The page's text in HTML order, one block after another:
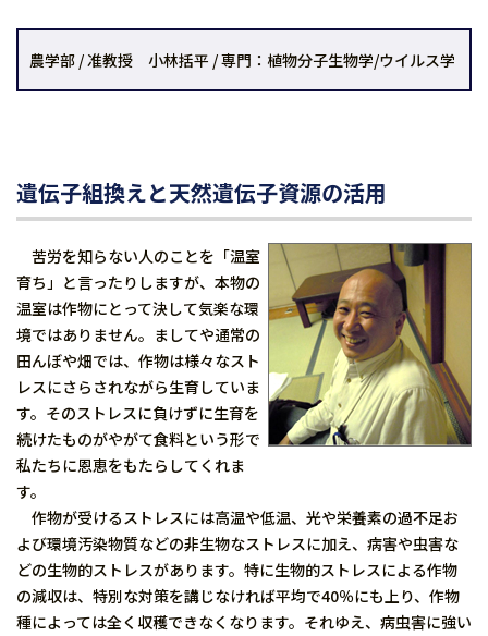
農学部 / 准教授 小林括平 / 専門：植物分子生物学/ウイルス学
遺伝子組換えと天然遺伝子資源の活用
苦労を知らない人のことを「温室
育ち」と言ったりしますが、本物の
温室は作物にとって決して気楽な環
境ではありません。ましてや通常の
田んぼや畑では、作物は様々なスト
レスにさらされながら生育していま
す。そのストレスに負けずに生育を
続けたものがやがて食料という形で
私たちに恩恵をもたらしてくれま
す。
作物が受けるストレスには高温や低温、光や栄養素の過不足お
よび環境汚染物質などの非生物なストレスに加え、病害や虫害な
どの生物的ストレスがあります。特に生物的ストレスによる作物
の減収は、特別な対策を講じなければ平均で40％にも上り、作物
種によっては全く収穫できなくなります。それゆえ、病虫害に強い